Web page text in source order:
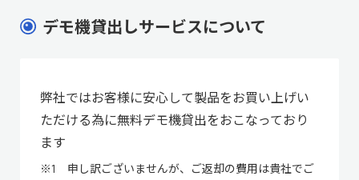
デモ機貸出しサービスについて
弊社ではお客様に安心して製品をお買い上げい
ただける為に無料デモ機貸出をおこなっており
ます
※1 申し訳ございませんが、ご返却の費用は貴社でご